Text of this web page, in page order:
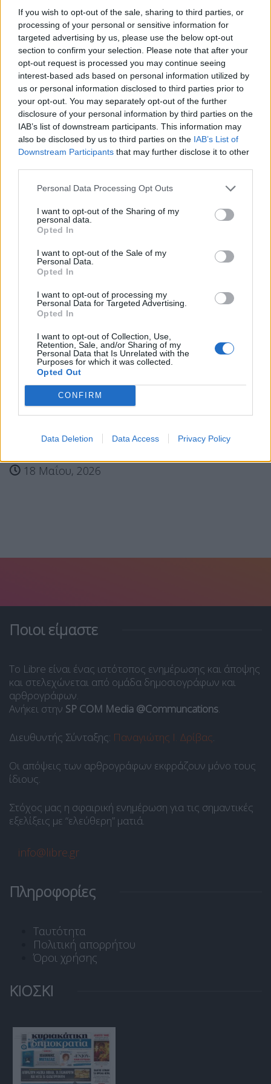
If you wish to opt-out of the sale, sharing to third parties, or
processing of your personal or sensitive information for
targeted advertising by us, please use the below opt-out
section to confirm your selection. Please note that after your
opt-out request is processed you may continue seeing
interest-based ads based on personal information utilized by
us or personal information disclosed to third parties prior to
your opt-out. You may separately opt-out of the further
disclosure of your personal information by third parties on the
IAB’s list of downstream participants. This information may
also be disclosed by us to third parties on the IAB’s List of
Downstream Participants that may further disclose it to other
Personal Data Processing Opt Outs
I want to opt-out of the Sharing of my
personal data.
Opted In
I want to opt-out of the Sale of my
Personal Data.
Opted In
I want to opt-out of processing my
Personal Data for Targeted Advertising.
Opted In
I want to opt-out of Collection, Use,
Retention, Sale, and/or Sharing of my
Personal Data that Is Unrelated with the
Purposes for which it was collected.
Opted Out
CONFIRM
Data Deletion Data Access Privacy Policy
για απλές εξετάσεις και διαμαρτυρόταν έντονα
που τον έβγαλαν άδικα -όπως έλεγε- από το σπίτι
όπου έμενε τόσα χρόνια για να… πεθάνει μόνος
και έρημος σε ένα δωμάτιο οίκου ευγηρίας.
Facebook Share on X Bluesky
Email Copy Link
Tags: αδελφος ΑΝΔΡΕΑΣ
γεωργιος παπανδρεου θανατος
Σχετικά Άρθρα
Ηλιούπολη: Αίτημα του δήμου για μοριοδότηση
18 Μαΐου, 2026
Ποιοι είμαστε
Το Libre είναι ένας ιστότοπος ενημέρωσης και άποψης
και στελεχώνεται από ομάδα δημοσιογράφων και
αρθρογράφων.
Ανήκει στην SP COM Media @Communcations.
Διευθυντής Σύνταξης: Παναγιώτης Ι. Δρίβας.
Οι απόψεις των αρθρογράφων εκφράζουν μόνο τους
ίδιους.
Στόχος μας η σφαιρική ενημέρωση για τις σημαντικές
εξελίξεις με “ελεύθερη” ματιά.
info@libre.gr
Πληροφορίες
Ταυτότητα
Πολιτική απορρήτου
Όροι χρήσης
ΚΙΟΣΚΙ